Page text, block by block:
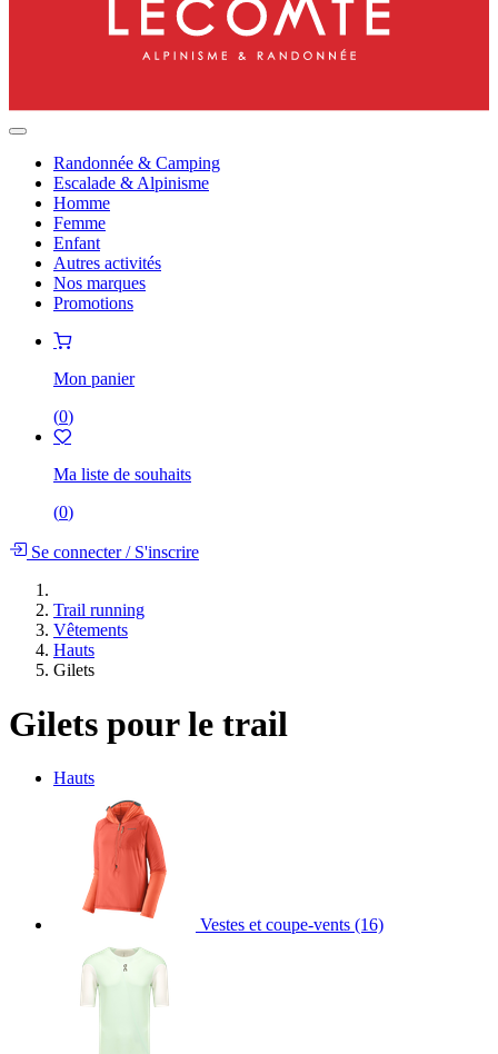
Randonnée & Camping
Escalade & Alpinisme
Homme
Femme
Enfant
Autres activités
Nos marques
Promotions
Mon panier
(0)
Ma liste de souhaits
(0)
Se connecter/S'inscrire
Trail running
Vêtements
Hauts
Gilets
Gilets pour le trail
Hauts
Vestes et coupe-vents (16)